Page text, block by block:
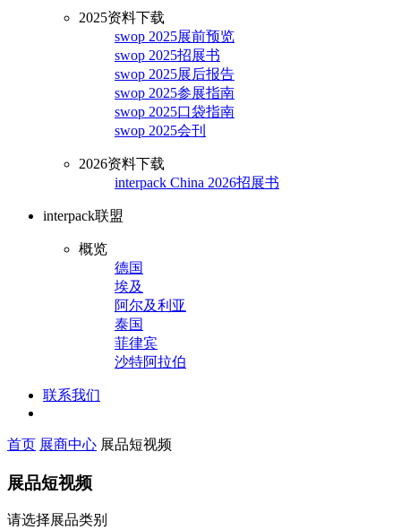
2025资料下载
swop 2025展前预览
swop 2025招展书
swop 2025展后报告
swop 2025参展指南
swop 2025口袋指南
swop 2025会刊
2026资料下载
interpack China 2026招展书
interpack联盟
概览
德国
埃及
阿尔及利亚
泰国
菲律宾
沙特阿拉伯
联系我们
首页 展商中心 展品短视频
展品短视频
请选择展品类别